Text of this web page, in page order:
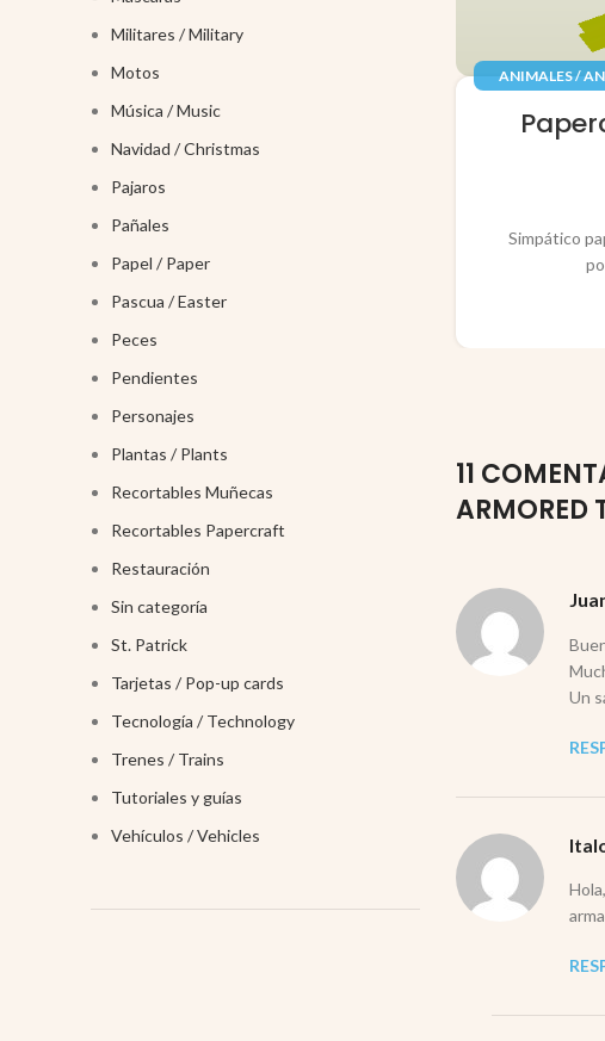
ANIMALES /
Simpático
11
ARMORED
Un
Militares / Military
Motos
Música / Music
Navidad / Christmas
Pajaros
Pañales
Papel / Paper
Pascua / Easter
Peces
Pendientes
Personajes
Plantas / Plants
Recortables Muñecas
Recortables Papercraft
Restauración
Sin categoría
St. Patrick
Tarjetas / Pop-up cards
Tecnología / Technology
Trenes / Trains
Tutoriales y guías
Vehículos / Vehicles